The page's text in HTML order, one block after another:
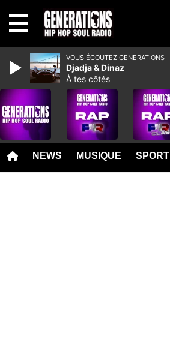
NEWS MUSIQUE SPORT
VOUS ÉCOUTEZ GENERATIONS
Djadja & Dinaz
À tes côtés